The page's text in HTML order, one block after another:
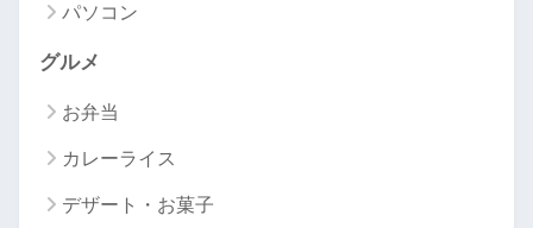
パソコン
グルメ
お弁当
カレーライス
デザート・お菓子